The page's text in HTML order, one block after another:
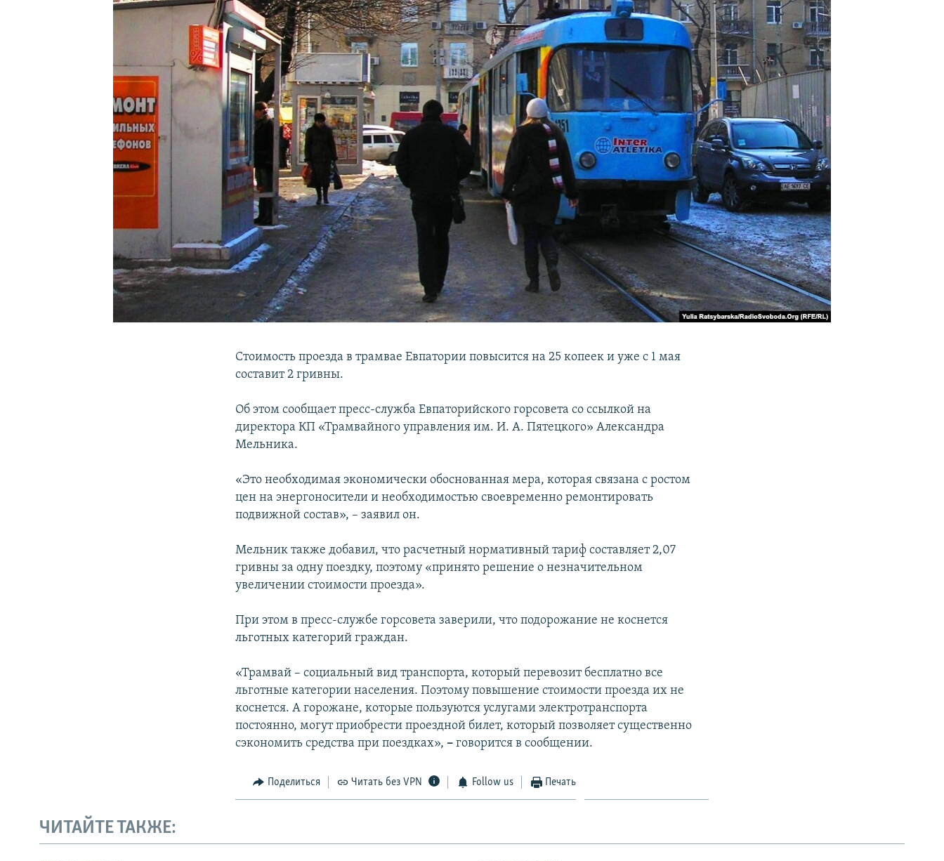
УКРАИНСКАЯ ПРОБЛЕМА КРЫМА
Стоимость проезда в трамвае Евпатории повысится на 25 копеек и уже с 1 мая
составит 2 гривны.
Об этом сообщает пресс-служба Евпаторийского горсовета со ссылкой на
директора КП «Трамвайного управления им. И. А. Пятецкого» Александра
Мельника.
«Это необходимая экономически обоснованная мера, которая связана с ростом
цен на энергоносители и необходимостью своевременно ремонтировать
подвижной состав», – заявил он.
Мельник также добавил, что расчетный нормативный тариф составляет 2,07
гривны за одну поездку, поэтому «принято решение о незначительном
увеличении стоимости проезда».
При этом в пресс-службе горсовета заверили, что подорожание не коснется
льготных категорий граждан.
«Трамвай – социальный вид транспорта, который перевозит бесплатно все
льготные категории населения. Поэтому повышение стоимости проезда их не
коснется. А горожане, которые пользуются услугами электротранспорта
постоянно, могут приобрести проездной билет, который позволяет существенно
сэкономить средства при поездках», –говорится в сообщении.
Поделиться Читать без VPN Follow us Печать
ЧИТАЙТЕ ТАКЖЕ: